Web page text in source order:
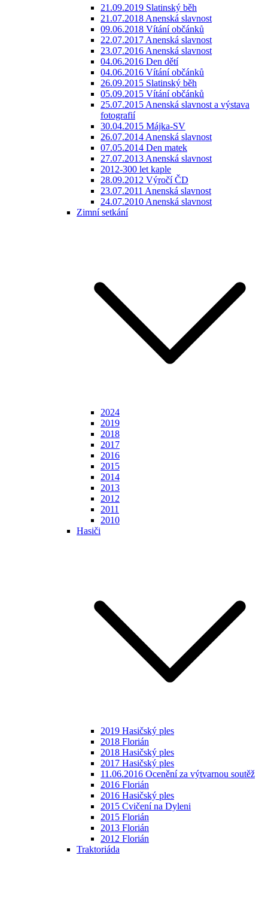
21.09.2019 Slatinský běh
21.07.2018 Anenská slavnost
09.06.2018 Vítání občánků
22.07.2017 Anenská slavnost
23.07.2016 Anenská slavnost
04.06.2016 Den dětí
04.06.2016 Vítání občánků
26.09.2015 Slatinský běh
05.09.2015 Vítání občánků
25.07.2015 Anenská slavnost a výstava
fotografií
30.04.2015 Májka-SV
26.07.2014 Anenská slavnost
07.05.2014 Den matek
27.07.2013 Anenská slavnost
2012-300 let kaple
28.09.2012 Výročí ČD
23.07.2011 Anenská slavnost
24.07.2010 Anenská slavnost
Zimní setkání
2024
2019
2018
2017
2016
2015
2014
2013
2012
2011
2010
Hasiči
2019 Hasičský ples
2018 Florián
2018 Hasičský ples
2017 Hasičský ples
11.06.2016 Ocenění za výtvarnou soutěž
2016 Florián
2016 Hasičský ples
2015 Cvičení na Dyleni
2015 Florián
2013 Florián
2012 Florián
Traktoriáda